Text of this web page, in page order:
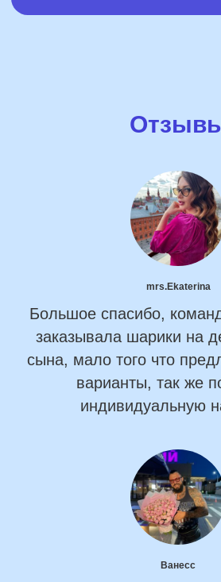
mrs.Ekaterina
Большое спасибо,
заказывала шарики на
сына, мало того что
варианты, так же
индивидуальную
Ванесс